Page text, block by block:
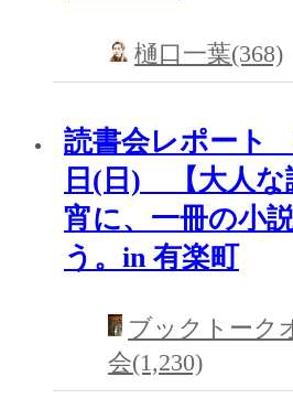
樋口一葉(368)
読書会レポート
日(日) 【大人な
宵に、一冊の小
う。in 有楽町
ブックトー
会(1,230)